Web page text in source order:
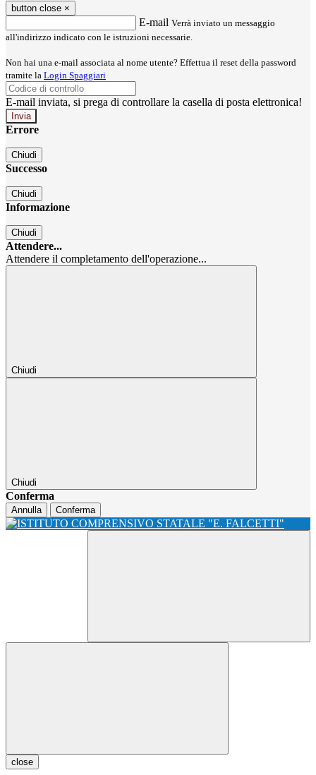
button close ×
E-mail Verrà inviato un messaggio
all'indirizzo indicato con le istruzioni necessarie.
Non hai una e-mail associata al nome utente? Effettua il reset della password
tramite la Login Spaggiari
E-mail inviata, si prega di controllare la casella di posta elettronica!
Errore
Chiudi
Successo
Chiudi
Informazione
Chiudi
Attendere...
Attendere il completamento dell'operazione...
Chiudi
Chiudi
Conferma
Annulla Conferma
close